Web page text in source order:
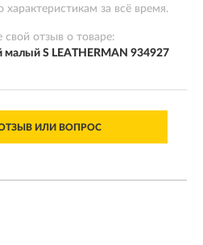
характеристикам за всё время.
свой отзыв о товаре:
S LEATHERMAN 934927
ИЛИ ВОПРОС